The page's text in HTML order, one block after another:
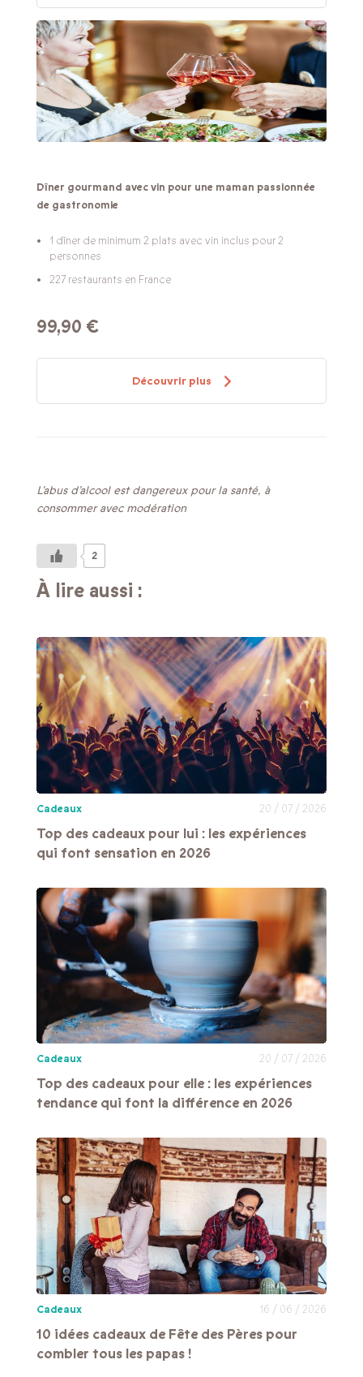
Dîner gourmand avec vin pour une maman passionnée
de gastronomie
1 dîner de minimum 2 plats avec vin inclus pour 2
personnes
227 restaurants en France
99,90 €
Découvrir plus
L’abus d’alcool est dangereux pour la santé, à
consommer avec modération
2
À lire aussi :
Cadeaux 20 / 07 / 2026
Top des cadeaux pour lui : les expériences
qui font sensation en 2026
Cadeaux 20 / 07 / 2026
Top des cadeaux pour elle : les expériences
tendance qui font la différence en 2026
Cadeaux 16 / 06 / 2026
10 idées cadeaux de Fête des Pères pour
combler tous les papas !